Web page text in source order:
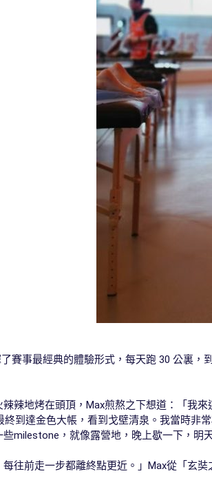
賽事最經典的體驗形式，每天跑 30 公裏
辣地烤在頭頂，Max煎熬之下想道：「我
終到達金色大帳，看到戈壁清泉。我當時非
milestone，就像露營地，晚上歇一下，明
每往前走一步都離終點更近。」Max從「玄